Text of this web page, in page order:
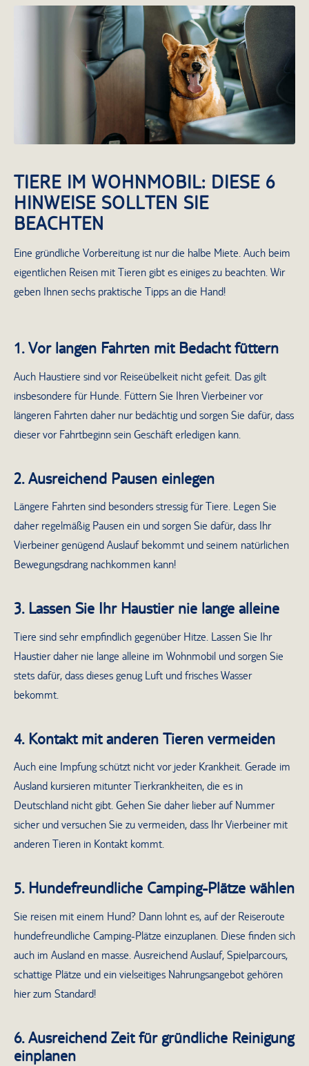
Hund im Wohnmobil
TIERE IM WOHNMOBIL: DIESE 6
HINWEISE SOLLTEN SIE
BEACHTEN
Eine gründliche Vorbereitung ist nur die halbe Miete. Auch beim
eigentlichen Reisen mit Tieren gibt es einiges zu beachten. Wir
geben Ihnen sechs praktische Tipps an die Hand!
1. Vor langen Fahrten mit Bedacht füttern
Auch Haustiere sind vor Reiseübelkeit nicht gefeit. Das gilt
insbesondere für Hunde. Füttern Sie Ihren Vierbeiner vor
längeren Fahrten daher nur bedächtig und sorgen Sie dafür, dass
dieser vor Fahrtbeginn sein Geschäft erledigen kann.
2. Ausreichend Pausen einlegen
Längere Fahrten sind besonders stressig für Tiere. Legen Sie
daher regelmäßig Pausen ein und sorgen Sie dafür, dass Ihr
Vierbeiner genügend Auslauf bekommt und seinem natürlichen
Bewegungsdrang nachkommen kann!
3. Lassen Sie Ihr Haustier nie lange alleine
Tiere sind sehr empfindlich gegenüber Hitze. Lassen Sie Ihr
Haustier daher nie lange alleine im Wohnmobil und sorgen Sie
stets dafür, dass dieses genug Luft und frisches Wasser
bekommt.
4. Kontakt mit anderen Tieren vermeiden
Auch eine Impfung schützt nicht vor jeder Krankheit. Gerade im
Ausland kursieren mitunter Tierkrankheiten, die es in
Deutschland nicht gibt. Gehen Sie daher lieber auf Nummer
sicher und versuchen Sie zu vermeiden, dass Ihr Vierbeiner mit
anderen Tieren in Kontakt kommt.
5. Hundefreundliche Camping-Plätze wählen
Sie reisen mit einem Hund? Dann lohnt es, auf der Reiseroute
hundefreundliche Camping-Plätze einzuplanen. Diese finden sich
auch im Ausland en masse. Ausreichend Auslauf, Spielparcours,
schattige Plätze und ein vielseitiges Nahrungsangebot gehören
hier zum Standard!
6. Ausreichend Zeit für gründliche Reinigung
einplanen